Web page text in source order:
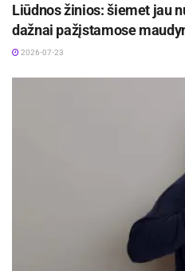
Liūdnos žinios: šiemet jau
dažnai pažįstamose
2026-07-23